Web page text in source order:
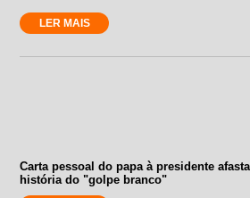
LER MAIS
Carta pessoal do papa à presidente
história do "golpe branco"